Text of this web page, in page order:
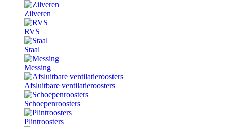
Zilveren
RVS
Staal
Messing
Afsluitbare ventilatieroosters
Schoepenroosters
Plintroosters